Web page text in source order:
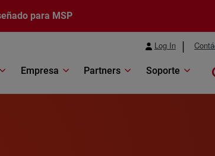
para MSP
Log In
Empresa Partners Soporte